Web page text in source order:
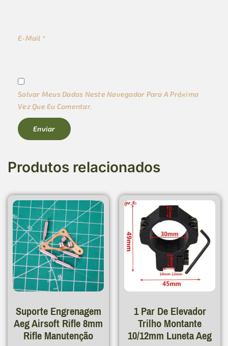
E-Mail *
Salvar Meus Dados Neste Navegador Para A Próxima
Vez Que Eu Comentar.
Produtos relacionados
Suporte Engrenagem
Aeg Airsoft Rifle 8mm
Rifle Manutenção
1 Par De Elevador
Trilho Montante
10/12mm Luneta Aeg